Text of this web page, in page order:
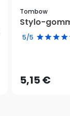
Tombow
Stylo-
5/5
5,15 €